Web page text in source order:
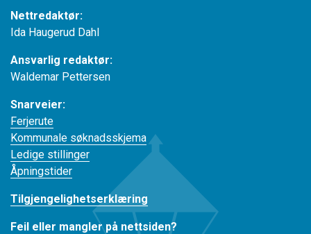
Nettredaktør:
Ida Haugerud Dahl
Ansvarlig redaktør:
Waldemar Pettersen
Snarveier:
Ferjerute
Kommunale søknadsskjema
Ledige stillinger
Åpningstider
Tilgjengelighetserklæring
Feil eller mangler på nettsiden?